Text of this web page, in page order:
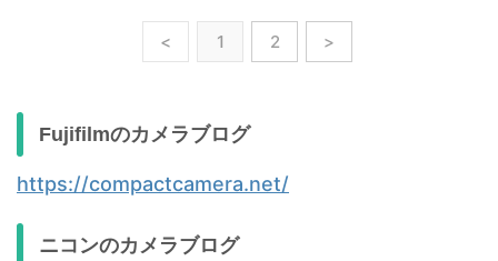
< 1 2 >
Fujifilmのカメラブログ
https://compactcamera.net/
ニコンのカメラブログ